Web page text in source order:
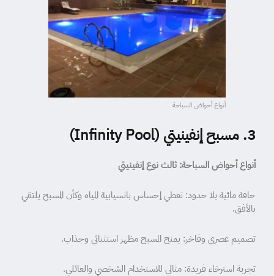
أنواع أحواض السباحة
3. مسبح إنفينيتي (Infinity Pool)
أنواع أحواض السباحة: ثالث نوع إنفينيتي
حافة مائية بلا حدود: تعطي إحساس بانسيابية المياه وكأن المسبح يلتقي
بالأفق.
تصميم عصري وفاخر: يمنح المسبح مظهر استثنائي وجذاب.
تجربة استرخاء فريدة: مثالي للاستخدام الشخصي والعائلي.